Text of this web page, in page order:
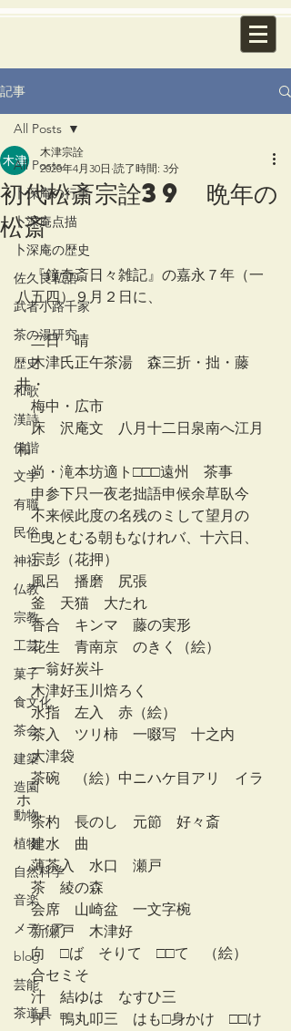
記事
All Posts
卜深庵の行事
卜深庵点描
卜深庵の歴史
佐久良私語
武者小路千家
茶の湯研究
歴史
和歌
漢詩
俳諧
文学
有職
民俗
神社
仏教
宗教
工芸
菓子
食文化
茶会
建築
造園
動物
植物
自然科学
音楽
メディア
blog
芸能
茶道具
All Posts
初代松斎宗詮39 晩年の
松斎
木津宗詮
2020年4月30日 読了時間: 3分
『鐘奇斎日々雑記』の嘉永７年（一
八五四）９月２日に、
二日　晴
木津氏正午茶湯　森三折・拙・藤
井・
梅中・広市
床　沢庵文　八月十二日泉南へ江月
和
尚・滝本坊適ト□□□遠州ゟ茶事
申参下只一夜老拙語申候余草臥今
不来候此度の名残のミして望月の
□曳とむる朝もなけれバ、十六日、
宗彭（花押）
風呂　播磨　尻張
釜　天猫　大たれ
香合　キンマ　藤の実形
花生　青南京　のきく（絵）
一翁好炭斗
木津好玉川焙ろく
水指　左入　赤（絵）
茶入　ツリ柿　一啜写　十之内
大津袋
茶碗　（絵）中ニハケ目アリ　イラ
ホ
茶杓　長のし　元節　好々斎
建水　曲
薄茶入　水口　瀬戸
茶　綾の森
会席　山崎盆　一文字椀
新瀬戸　木津好
向　□ば　そりて　□□て　（絵）
合セミそ
汁　結ゆは　なすひ三
坪　鴨丸叩三　はも□身かけ　□□け